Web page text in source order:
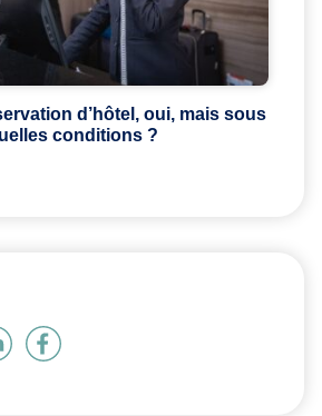
d’hôtel, oui, mais sous
conditions ?